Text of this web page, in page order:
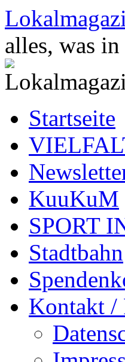
Zum
Inhalt
springen
alles, was
Startseite
KuuKuM
SPORT
Stadtbahn
Kontakt /